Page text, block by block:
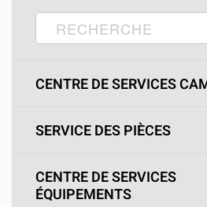
CENTRE DE SERVICES
SERVICE DES PIÈCES
CENTRE DE SERVICES
ÉQUIPEMENTS